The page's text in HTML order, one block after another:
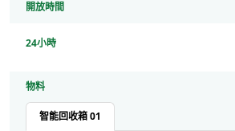
開放時間
24小時
物料
智能回收箱 01